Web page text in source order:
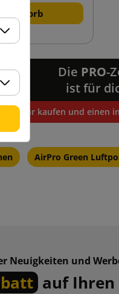
Die PRO-
ist für
mehr kaufen und einen
AirPro Green
Neuigkeiten und
auf Ihren